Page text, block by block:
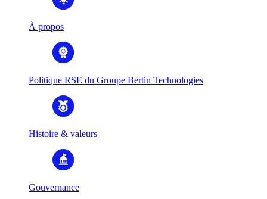
À propos
Politique RSE du Groupe Bertin Technologies
Histoire & valeurs
Gouvernance